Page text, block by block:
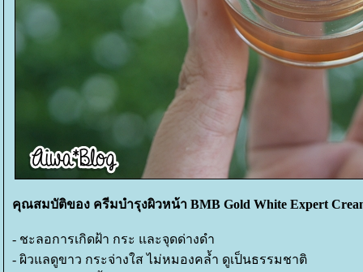
คุณสมบัติของ ครีมบำรุงผิวหน้า BMB Gold White Expert
- ชะลอการเกิดฝ้า กระ และจุดด่างดำ
- ผิวแลดูขาว กระจ่างใส ไม่หมองคล้ำ ดูเป็นธรรมชาติ